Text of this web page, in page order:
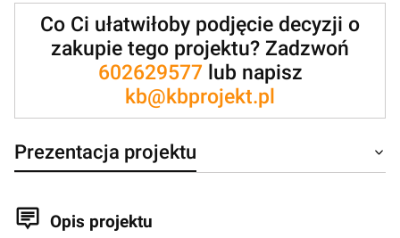
Co Ci ułatwiłoby podjęcie decyzji o
zakupie tego projektu? Zadzwoń
602629577lub napisz
kb@kbprojekt.pl
Prezentacja projektu
Opis projektu